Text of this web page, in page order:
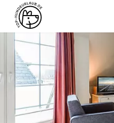
DIREKT BUCHBAR